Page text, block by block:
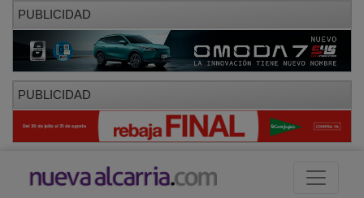
PUBLICIDAD
PUBLICIDAD